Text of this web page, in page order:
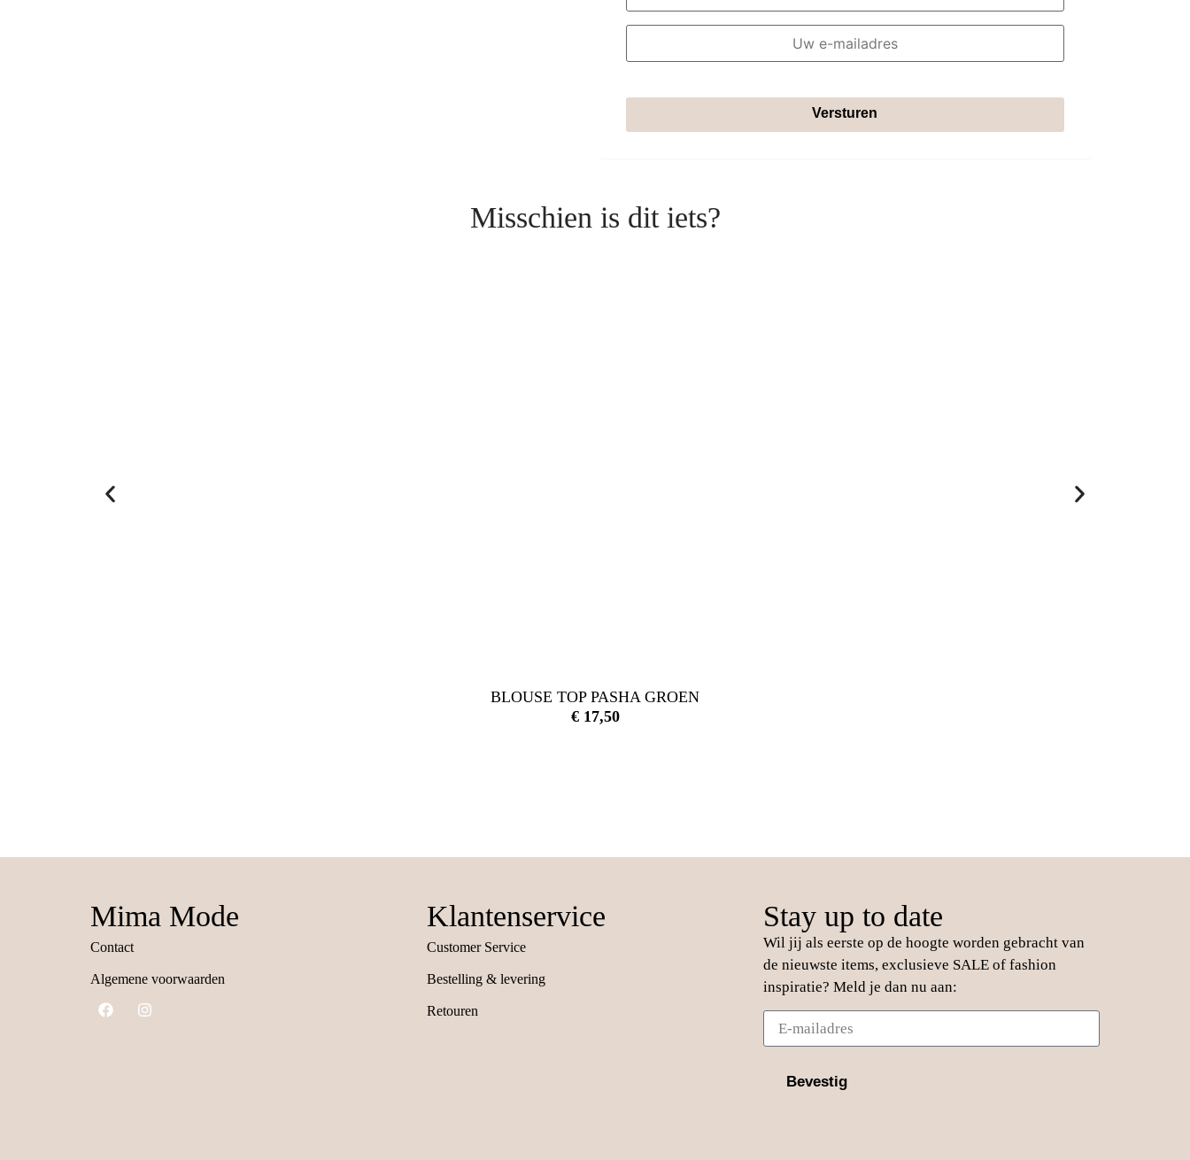
Versturen
Misschien is dit iets?
BLOUSE TOP PASHA GROEN
€17,50
Mima Mode
Contact
Algemene voorwaarden
Klantenservice
Customer Service
Bestelling & levering
Retouren
Stay up to date
Wil jij als eerste op de hoogte worden gebracht van
de nieuwste items, exclusieve SALE of fashion
inspiratie? Meld je dan nu aan:
Bevestig